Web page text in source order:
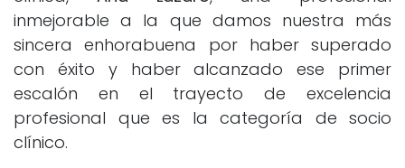
inmejorable a la que damos nuestra más
sincera enhorabuena por haber superado
con éxito y haber alcanzado ese primer
escalón en el trayecto de excelencia
profesional que es la categoría de socio
clínico.